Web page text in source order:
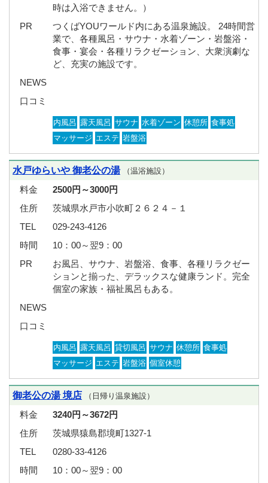
時は入浴できません。）
PR
つくばYOUワールド内にある温泉施設。 24時間営
業で、各種風呂・サウナ・水着ゾーン・岩盤浴・
食事・宴会・各種リラクゼーション、大衆演劇な
ど、充実の施設です。
NEWS
口コミ
内風呂 露天風呂 サウナ 水着ゾーン 休憩所 食事処
マッサージ エステ 岩盤浴
水戸ゆらいや 御老公の湯 （温浴施設）
料金
2500円～3000円
住所
茨城県水戸市小吹町２６２４－１
TEL
029-243-4126
時間
10：00～翌9：00
PR
お風呂、サウナ、岩盤浴、食事、各種リラクゼー
ションと揃った、デラックスな健康ランド。完全
個室の家族・福祉風呂もある。
NEWS
口コミ
内風呂 露天風呂 貸切風呂 サウナ 休憩所 食事処
マッサージ エステ 岩盤浴 個室休憩
御老公の湯 境店 （日帰り温泉施設）
料金
3240円～3672円
住所
茨城県猿島郡境町1327-1
TEL
0280-33-4126
時間
10：00～翌9：00